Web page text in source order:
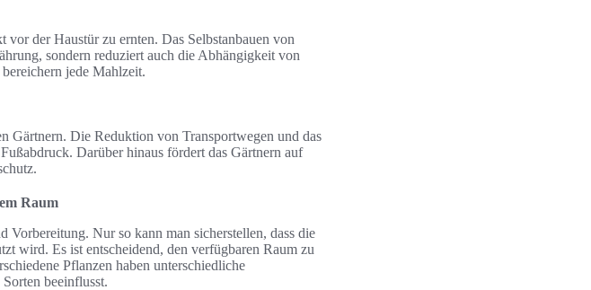
vor der Haustür zu ernten. Das Selbstanbauen von
sondern reduziert auch die Abhängigkeit von
jede Mahlzeit.
Gärtnern. Die Reduktion von Transportwegen und das
Darüber hinaus fördert das Gärtnern auf
Raum
Vorbereitung. Nur so kann man sicherstellen, dass die
wird. Es ist entscheidend, den verfügbaren Raum zu
Pflanzen haben unterschiedliche
beeinflusst.